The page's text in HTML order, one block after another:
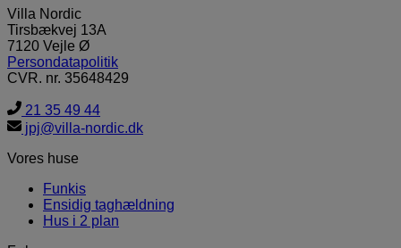
Villa Nordic
Tirsbækvej 13A
7120 Vejle Ø
Persondatapolitik
CVR. nr. 35648429
21 35 49 44
jpj@villa-nordic.dk
Vores huse
Funkis
Ensidig taghældning
Hus i 2 plan